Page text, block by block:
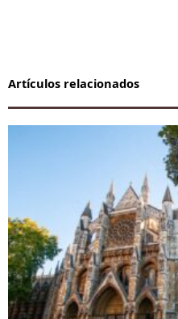
Artículos relacionados